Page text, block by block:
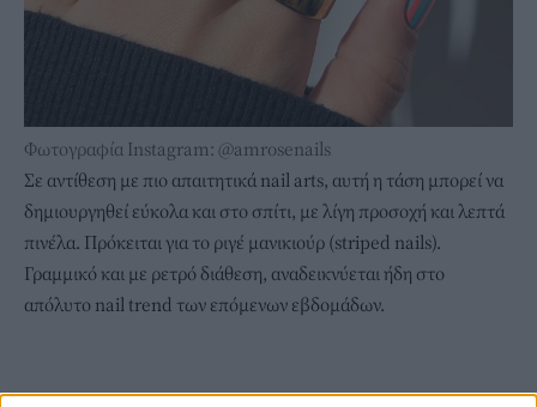
Φωτογραφία Instagram: @amrosenails
Σε αντίθεση με πιο απαιτητικά nail arts, αυτή η τάση μπορεί να
δημιουργηθεί εύκολα και στο σπίτι, με λίγη προσοχή και λεπτά
πινέλα. Πρόκειται για το ριγέ μανικιούρ (striped nails).
Γραμμικό και με ρετρό διάθεση, αναδεικνύεται ήδη στο
απόλυτο nail trend των επόμενων εβδομάδων.